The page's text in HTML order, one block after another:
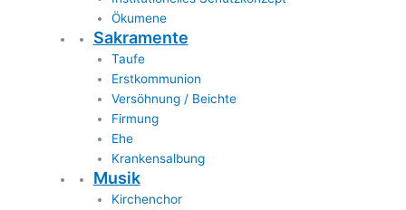
Ökumene
Sakramente
Taufe
Erstkommunion
Versöhnung / Beichte
Firmung
Ehe
Krankensalbung
Musik
Kirchenchor